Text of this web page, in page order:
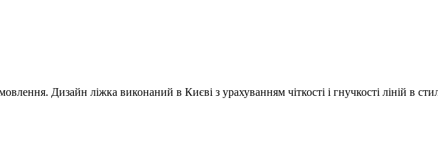
Дизайн ліжка виконаний в Києві з урахуванням чіткості і гнучкості ліній в